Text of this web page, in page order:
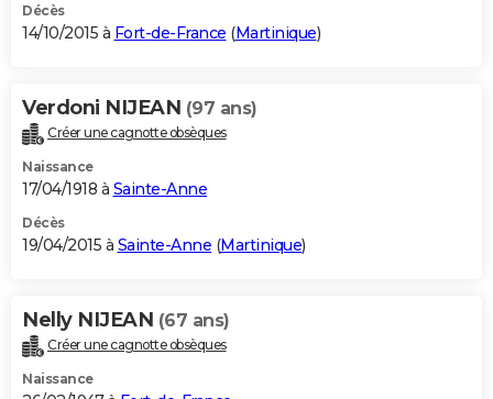
Décès
14/10/2015 à Fort-de-France (Martinique)
Verdoni NIJEAN (97 ans)
Créer une cagnotte obsèques
Naissance
17/04/1918 à Sainte-Anne
Décès
19/04/2015 à Sainte-Anne (Martinique)
Nelly NIJEAN (67 ans)
Créer une cagnotte obsèques
Naissance